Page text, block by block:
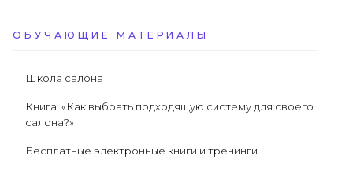
ОБУЧАЮЩИЕ МАТЕРИАЛЫ
Школа салона
Книга: «Как выбрать подходящую систему для своего
салона?»
Бесплатные электронные книги и тренинги